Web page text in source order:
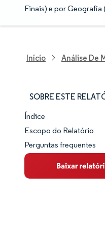
Finais) e por Geografia
Início Análise De
SOBRE ESTE
Panorama do
Visão Geral do
Principais
Índice
Escopo do Relatório
Perguntas frequentes